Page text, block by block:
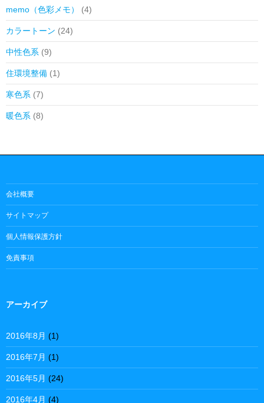
memo（色彩メモ） (4)
カラートーン (24)
中性色系 (9)
住環境整備 (1)
寒色系 (7)
暖色系 (8)
会社概要
サイトマップ
個人情報保護方針
免責事項
アーカイブ
2016年8月 (1)
2016年7月 (1)
2016年5月 (24)
2016年4月 (4)